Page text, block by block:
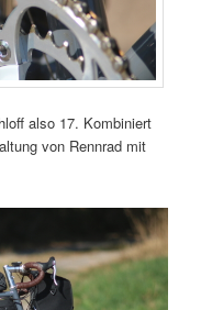
also 17. Kombiniert
von Rennrad mit